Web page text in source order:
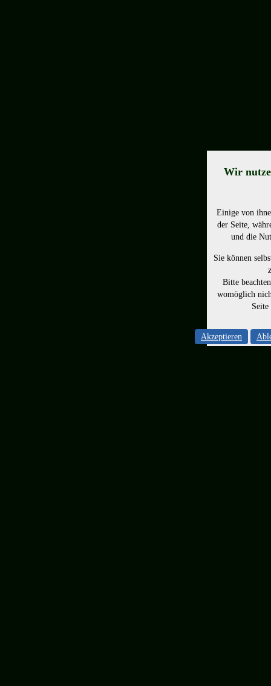
Wir
Einige von
der Seite,
und die
Sie können
Bitte
womöglich
Akzeptieren